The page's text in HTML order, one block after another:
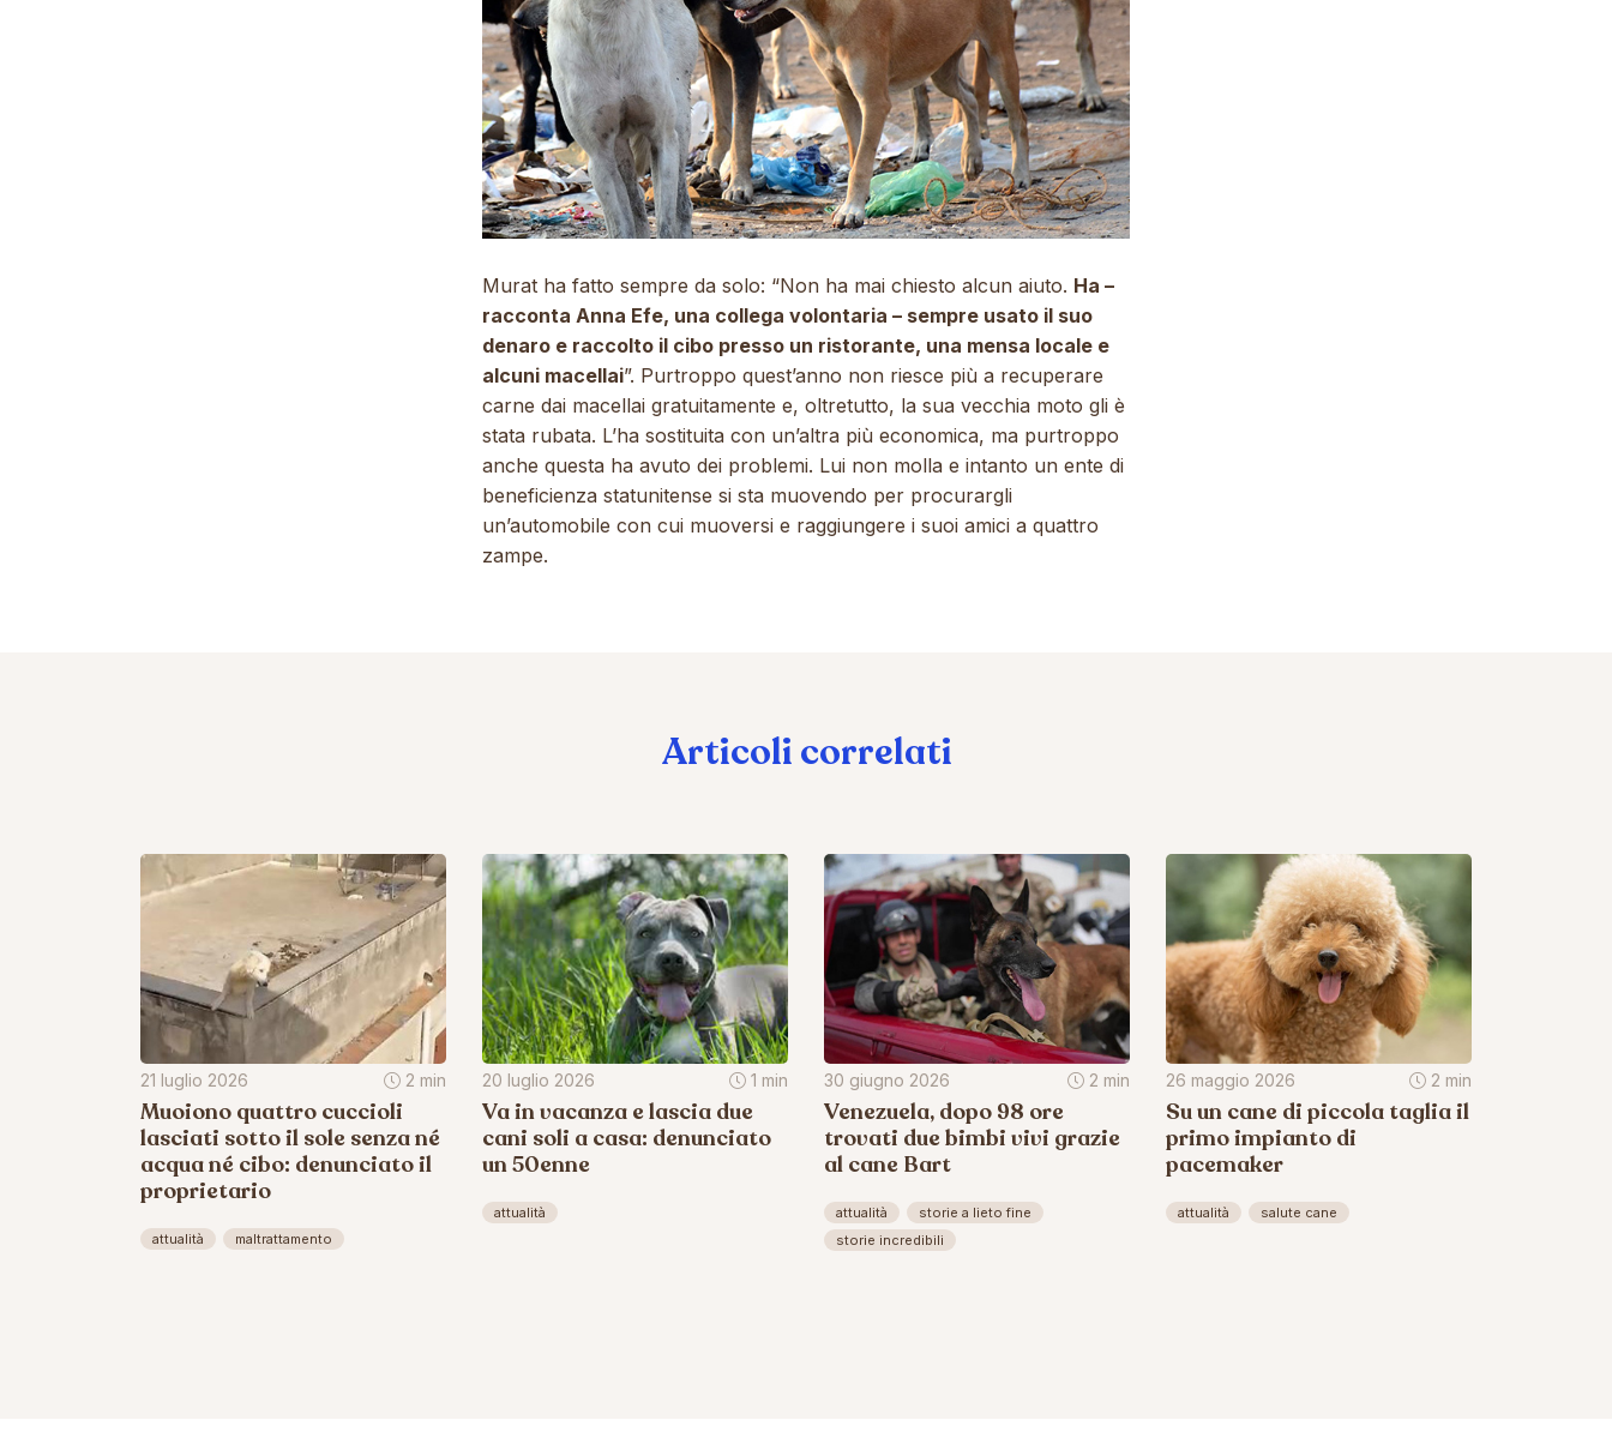
Murat ha fatto sempre da solo: “Non ha mai chiesto alcun aiuto. Ha –
racconta Anna Efe, una collega volontaria – sempre usato il suo
denaro e raccolto il cibo presso un ristorante, una mensa locale e
alcuni macellai”. Purtroppo quest’anno non riesce più a recuperare
carne dai macellai gratuitamente e, oltretutto, la sua vecchia moto gli è
stata rubata. L’ha sostituita con un’altra più economica, ma purtroppo
anche questa ha avuto dei problemi. Lui non molla e intanto un ente di
beneficienza statunitense si sta muovendo per procurargli
un’automobile con cui muoversi e raggiungere i suoi amici a quattro
zampe.
Articoli correlati
21 luglio 2026 2 min
Muoiono quattro cuccioli
lasciati sotto il sole senza né
acqua né cibo: denunciato il
proprietario
attualità maltrattamento
20 luglio 2026 1 min
Va in vacanza e lascia due
cani soli a casa: denunciato
un 50enne
attualità
30 giugno 2026 2 min
Venezuela, dopo 98 ore
trovati due bimbi vivi grazie
al cane Bart
attualità
storie a lieto fine
storie incredibili
26 maggio 2026 2 min
Su un cane di piccola taglia il
primo impianto di
pacemaker
attualità salute cane